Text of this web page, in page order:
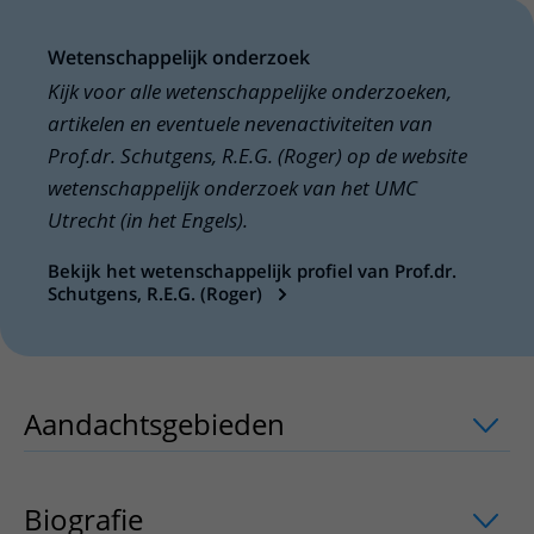
Wetenschappelijk onderzoek
Kijk voor alle wetenschappelijke onderzoeken,
artikelen en eventuele nevenactiviteiten van
Prof.dr. Schutgens, R.E.G. (Roger) op de website
wetenschappelijk onderzoek van het UMC
Utrecht (in het Engels).
Bekijk het wetenschappelijk profiel van Prof.dr.
Schutgens, R.E.G. (Roger)
Aandachtsgebieden uitklapper, klik
Biografie